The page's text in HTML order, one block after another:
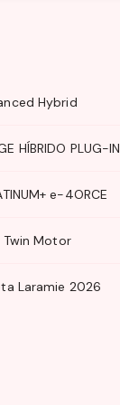
Hybrid
HÍBRIDO PLUG-IN
e-4ORCE
Motor
Laramie 2026